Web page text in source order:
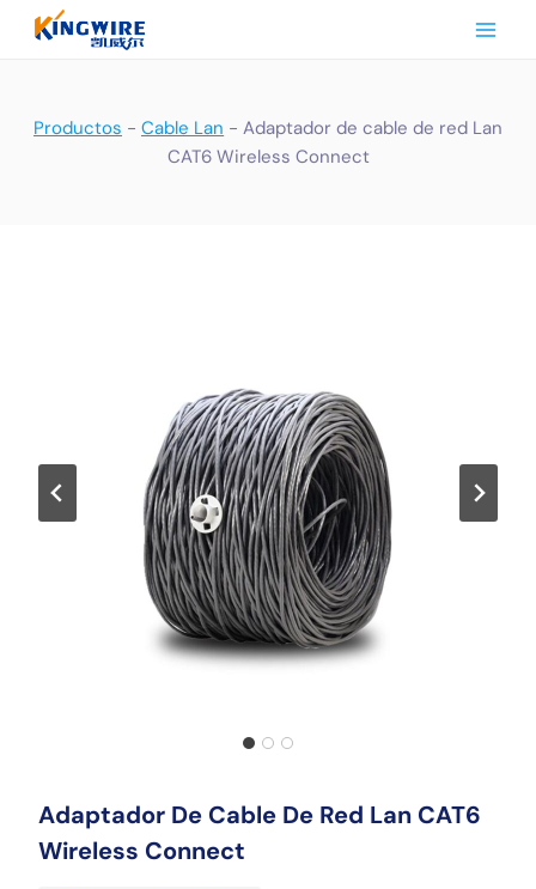
Saltar
Productos - Cable Lan - Adaptador de cable de red Lan
CAT6 Wireless Connect
Adaptador De Cable De Red Lan CAT6
Wireless Connect